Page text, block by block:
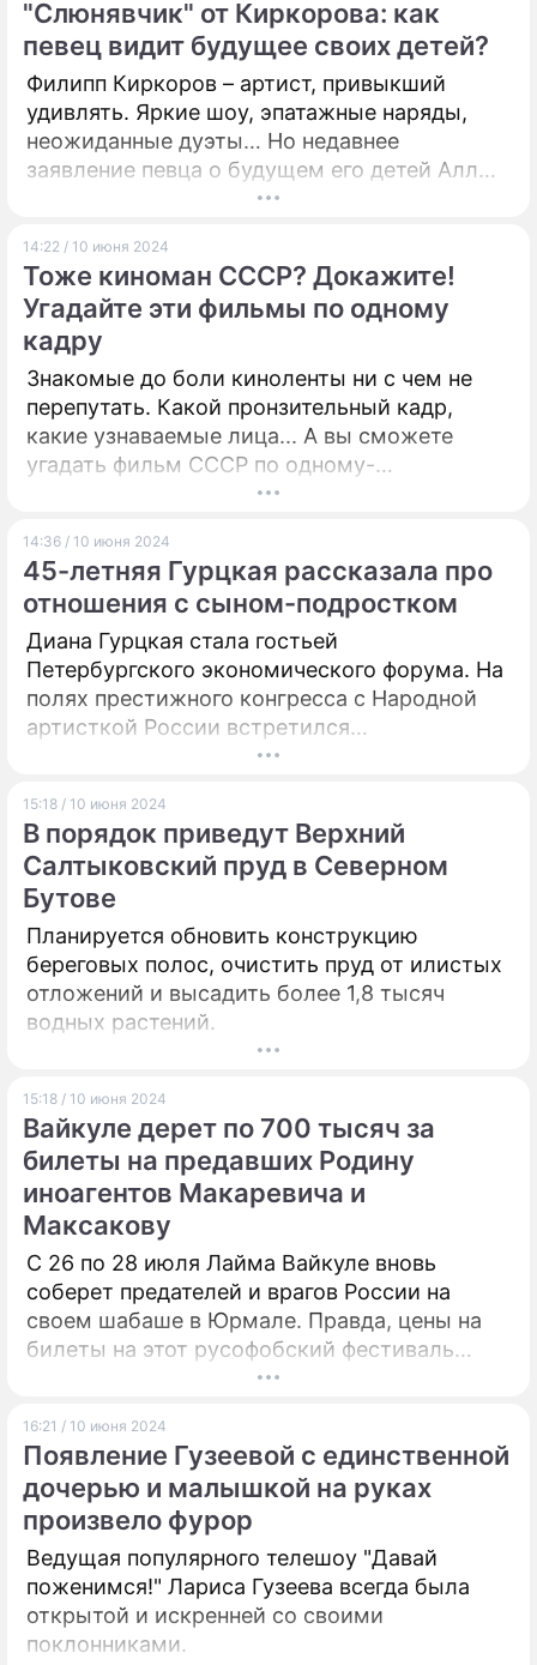
"Слюнявчик" от Киркорова: как
певец видит будущее своих детей?
Филипп Киркоров – артист, привыкший
удивлять. Яркие шоу, эпатажные наряды,
неожиданные дуэты… Но недавнее
заявление певца о будущем его детей Аллы-
Виктории и Мартина удивило многих не
резкостью формулировок.
14:22 / 10 июня 2024
Тоже киноман СССР? Докажите!
Угадайте эти фильмы по одному
кадру
Знакомые до боли киноленты ни с чем не
перепутать. Какой пронзительный кадр,
какие узнаваемые лица... А вы сможете
угадать фильм СССР по одному-
единственному кадру? Не ленитесь –
14:36 / 10 июня 2024
45-летняя Гурцкая рассказала про
отношения с сыном-подростком
Диана Гурцкая стала гостьей
Петербургского экономического форума. На
полях престижного конгресса с Народной
артисткой России встретился
корреспондент "Дни.ру".
15:18 / 10 июня 2024
В порядок приведут Верхний
Салтыковский пруд в Северном
Бутове
Планируется обновить конструкцию
береговых полос, очистить пруд от илистых
отложений и высадить более 1,8 тысяч
водных растений.
15:18 / 10 июня 2024
Вайкуле дерет по 700 тысяч за
билеты на предавших Родину
иноагентов Макаревича и
Максакову
С 26 по 28 июля Лайма Вайкуле вновь
соберет предателей и врагов России на
своем шабаше в Юрмале. Правда, цены на
билеты на этот русофобский фестиваль
"Лайма. Рандеву. Юрмала" зашкаливают. Оно
нацистам из Незалежной.
16:21 / 10 июня 2024
Появление Гузеевой с единственной
дочерью и малышкой на руках
произвело фурор
Ведущая популярного телешоу "Давай
поженимся!" Лариса Гузеева всегда была
открытой и искренней со своими
поклонниками.